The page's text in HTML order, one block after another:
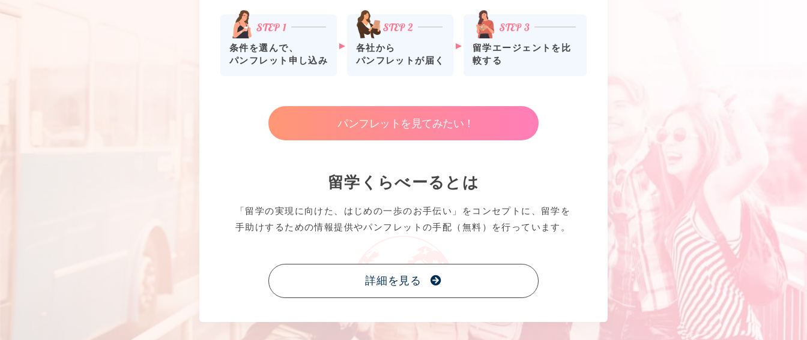
条件を選んで、
パンフレット申し込み
各社から
パンフレットが届く
留学エージェントを比
較する
パンフレットを見てみたい！
留学くらべーるとは
「留学の実現に向けた、はじめの一歩のお手伝い」をコンセプトに、留学を
手助けするための情報提供やパンフレットの手配（無料）を行っています。
詳細を見る